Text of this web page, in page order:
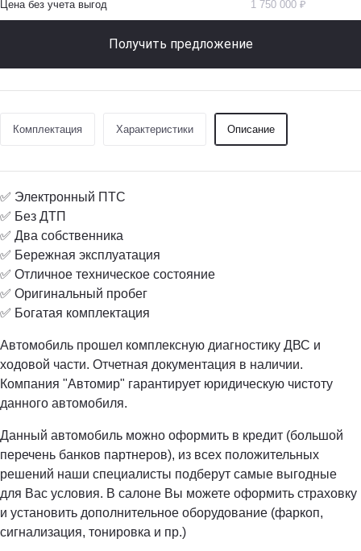
Цена без учета выгод 1 750 000 ₽
Получить предложение
Комплектация Характеристики Описание
✅ Электронный ПТС
✅ Без ДТП
✅ Два собственника
✅ Бережная эксплуатация
✅ Отличное техническое состояние
✅ Оригинальный пробег
✅ Богатая комплектация
Автомобиль прошел комплексную диагностику ДВС и
ходовой части. Отчетная документация в наличии.
Компания "Автомир" гарантирует юридическую чистоту
данного автомобиля.
Данный автомобиль можно оформить в кредит (большой
перечень банков партнеров), из всех положительных
решений наши специалисты подберут самые выгодные
для Вас условия. В салоне Вы можете оформить страховку
и установить дополнительное оборудование (фаркоп,
сигнализация, тонировка и пр.)